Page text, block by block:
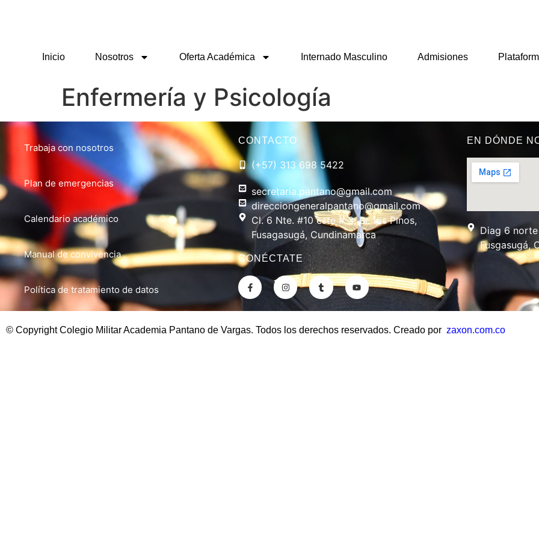
Inicio Nosotros Oferta Académica Internado Masculino Admisiones
Enfermería y Psicología
Trabaja con nosotros
Plan de emergencias
Calendario académico
Manual de convivencia
Política de tratamiento de datos
CONTACTO
(+57) 313 698 5422
secretaria.pantano@gmail.com
direcciongeneralpantano@gmail.com
Cl. 6 Nte. #10 este # 3, Br. los Pinos,
Fusagasugá, Cundinamarca
CONÉCTATE
EN DÓNDE
Diag 6
Fusgasugá,
© Copyright Colegio Militar Academia Pantano de Vargas. Todos los derechos reservados. Creado por zaxon.com.co